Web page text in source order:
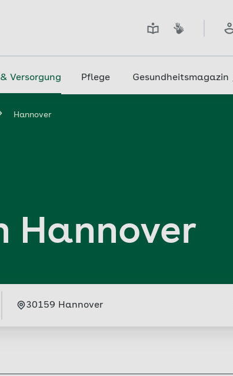
Versorgung Pflege Gesundheitsmagazin
Hannover
Hannover